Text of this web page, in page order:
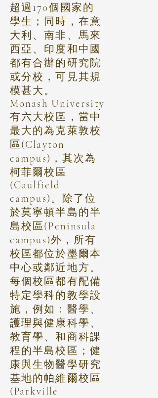
超過170個國家的
學生；同時，在意
大利、南非、馬來
西亞、印度和中國
都有合辦的研究院
或分校，可見其規
模甚大。
Monash University
有六大校區，當中
最大的為克萊敦校
區(Clayton
campus)，其次為
柯菲爾校區
(Caulfield
campus)。除了位
於莫寧頓半島的半
島校區(Peninsula
campus)外，所有
校區都位於墨爾本
中心或鄰近地方。
每個校區都有配備
特定學科的教學設
施，例如：醫學、
護理與健康科學、
教育學、和商科課
程的半島校區；健
康與生物醫學研究
基地的帕維爾校區
(Parkville